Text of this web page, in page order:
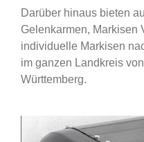
Darüber hinaus bieten
Gelenkarmen, Markisen
individuelle Markisen
im ganzen Landkreis
Württemberg.